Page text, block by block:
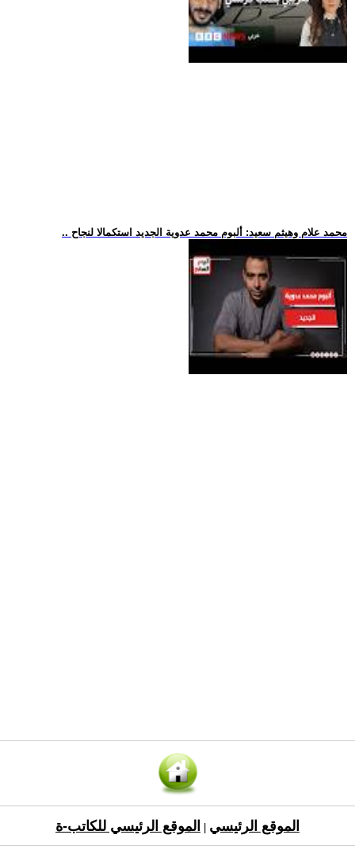
.. محمد علام وهيثم سعيد: ألبوم محمد عدوية الجديد استكمالا لنجاح
الموقع الرئيسي الموقع الرئيسي للكاتب-ة